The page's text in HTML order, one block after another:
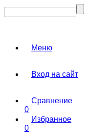
Меню
Вход на сайт
Сравнение
0
Избранное
0